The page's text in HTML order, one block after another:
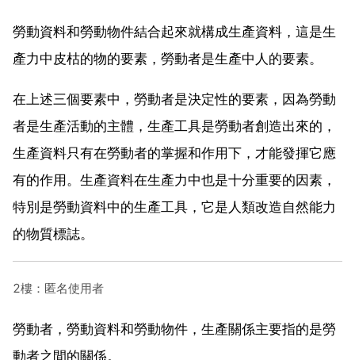
勞動資料和勞動物件結合起來就構成生產資料，這是生
產力中皮枯的物的要素，勞動者是生產中人的要素。
在上述三個要素中，勞動者是決定性的要素，因為勞動
者是生產活動的主體，生產工具是勞動者創造出來的，
生產資料只有在勞動者的掌握和作用下，才能發揮它應
有的作用。生產資料在生產力中也是十分重要的因素，
特別是勞動資料中的生產工具，它是人類改造自然能力
的物質標誌。
2樓：匿名使用者
勞動者，勞動資料和勞動物件，生產關係主要指的是勞
動者之間的關係。